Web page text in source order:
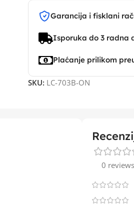
Garancija i fisklani
Isporuka do 3 radna
Plaćanje prilikom
SKU: LC-703B-ON
0 reviews